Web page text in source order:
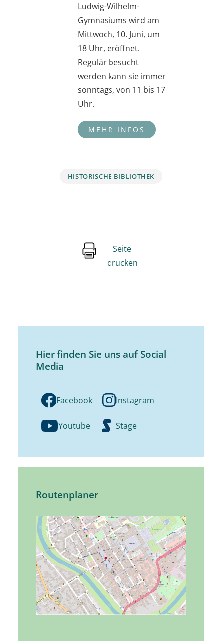
Ludwig-Wilhelm-
Gymnasiums wird am
Mittwoch, 10. Juni, um
18 Uhr, eröffnet.
Regulär besucht
werden kann sie immer
sonntags, von 11 bis 17
Uhr.
HISTORISCHE BIBLIOTHEK
Seite
drucken
Hier finden Sie uns auf Social
Media
Facebook Instagram
Youtube Stage
Routenplaner